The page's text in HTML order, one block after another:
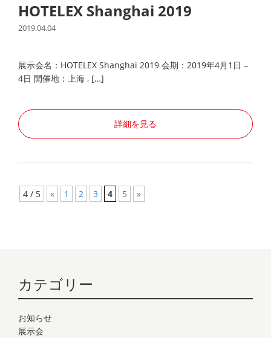
HOTELEX Shanghai 2019
2019.04.04
展示会名：HOTELEX Shanghai 2019 会期：2019年4月1日 –
4日 開催地：上海 , […]
詳細を見る
4 / 5 « 1 2 3 4 5 »
カテゴリー
お知らせ
展示会